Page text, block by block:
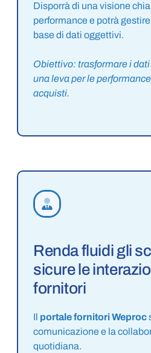
Disporrà di una visione
performance e potrà
base di dati oggettivi.
Obiettivo: trasformare i
una leva per le
acquisti.
Renda fluidi gli
sicure le
fornitori
Il portale fornitori Weproc
comunicazione e la
quotidiana.